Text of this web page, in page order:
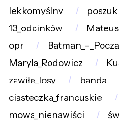
lekkomyślny
13_odcinków
opr
Batman_-
Maryla_Rodowicz
zawiłe_losy
banda
ciasteczka_francuskie
mowa_nienawiści